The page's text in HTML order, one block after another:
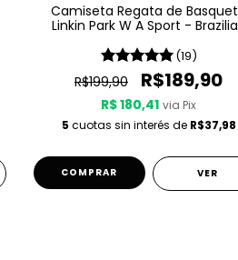
Camiseta Regata de
Linkin Park W A Sport -
(19)
R$199,90 R$189,90
R$ 180,41 via Pix
5 cuotas sin interés de R$37,98
COMPRAR VER